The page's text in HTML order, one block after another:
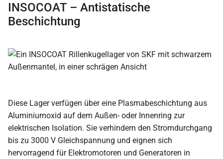
INSOCOAT – Antistatische
Beschichtung
Diese Lager verfügen über eine Plasmabeschichtung aus
Aluminiumoxid auf dem Außen- oder Innenring zur
elektrischen Isolation. Sie verhindern den Stromdurchgang
bis zu 3000 V Gleichspannung und eignen sich
hervorragend für Elektromotoren und Generatoren in